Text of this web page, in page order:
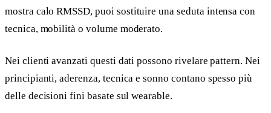
mostra calo RMSSD, puoi sostituire una seduta intensa con
tecnica, mobilità o volume moderato.
Nei clienti avanzati questi dati possono rivelare pattern. Nei
principianti, aderenza, tecnica e sonno contano spesso più
delle decisioni fini basate sul wearable.